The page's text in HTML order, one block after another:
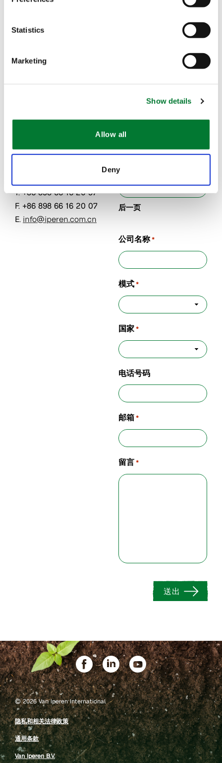
Statistics
Marketing
Show details
Allow all
Deny
易普润中
美兰区海
路28号海
570208
口市
路28号海
570208
海南省海
口市
T. +86 898 66 16 20 97
F. +86 898 66 16 20 07
E. info@iperen.com.cn
Name *
第一页
后一页
公司名称 *
模式 *
国家 *
电话号码
邮箱 *
留言 *
送出
©2026 Van Iperen International
隐私和相关法律政策
通用条款
Van Iperen B.V.